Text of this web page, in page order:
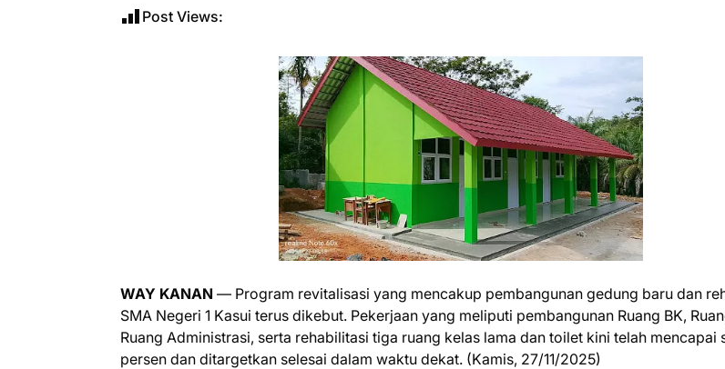
Post Views:
WAY KANAN — Program revitalisasi yang mencakup pembangunan gedung baru dan
SMA Negeri 1 Kasui terus dikebut. Pekerjaan yang meliputi pembangunan Ruang BK,
Ruang Administrasi, serta rehabilitasi tiga ruang kelas lama dan toilet kini telah mencapai
persen dan ditargetkan selesai dalam waktu dekat. (Kamis, 27/11/2025)